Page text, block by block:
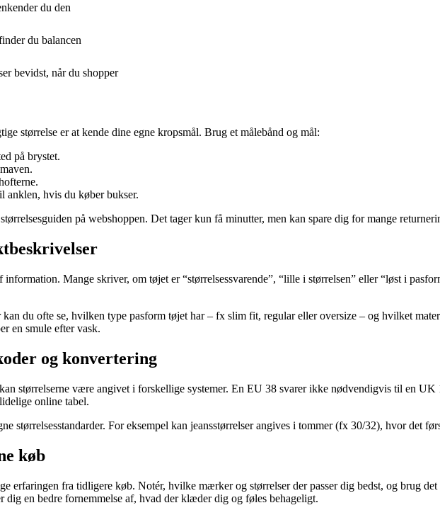
du den
du balancen
bevidst, når du shopper
størrelse er at kende dine egne kropsmål. Brug et målebånd og mål:
på brystet.
anklen, hvis du køber bukser.
på webshoppen. Det tager kun få minutter, men kan spare dig for mange
Mange skriver, om tøjet er “størrelsessvarende”, “lille i størrelsen” eller “løst i
du ofte se, hvilken type pasform tøjet har – fx slim fit, regular eller oversize – og hvilket
en smule efter vask.
og konvertering
størrelserne være angivet i forskellige systemer. En EU 38 svarer ikke nødvendigvis til en
online tabel.
størrelsesstandarder. For eksempel kan jeansstørrelser angives i tommer (fx 30/32), hvor det
køb
erfaringen fra tidligere køb. Notér, hvilke mærker og størrelser der passer dig bedst, og brug
dig en bedre fornemmelse af, hvad der klæder dig og føles behageligt.